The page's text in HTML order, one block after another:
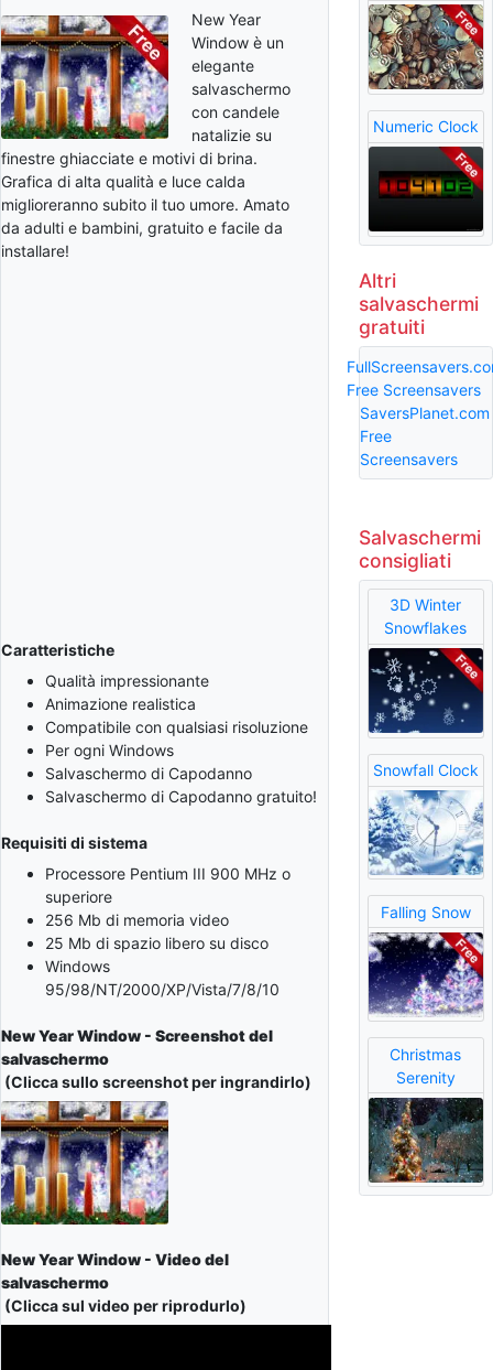
New Year
Window è un
elegante
salvaschermo
con candele
natalizie su
finestre ghiacciate e motivi di brina.
Grafica di alta qualità e luce calda
miglioreranno subito il tuo umore. Amato
da adulti e bambini, gratuito e facile da
installare!
Caratteristiche
Qualità impressionante
Animazione realistica
Compatibile con qualsiasi risoluzione
Per ogni Windows
Salvaschermo di Capodanno
Salvaschermo di Capodanno gratuito!
Requisiti di sistema
Processore Pentium III 900 MHz o
superiore
256 Mb di memoria video
25 Mb di spazio libero su disco
Windows
95/98/NT/2000/XP/Vista/7/8/10
New Year Window - Screenshot del
salvaschermo
(Clicca sullo screenshot per ingrandirlo)
New Year Window - Video del
salvaschermo
(Clicca sul video per riprodurlo)
Numeric Clock
Altri
salvaschermi
gratuiti
Free Screensavers
SaversPlanet.com
Free
Screensavers
Salvaschermi
consigliati
3D Winter
Snowflakes
Snowfall Clock
Falling Snow
Christmas
Serenity